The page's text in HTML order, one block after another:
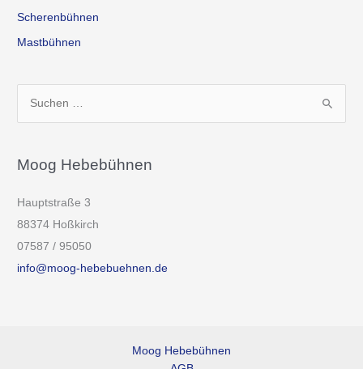
Scherenbühnen
Mastbühnen
h
n
n
a
c
Moog Hebebühnen
Hauptstraße 3
88374 Hoßkirch
07587 / 95050
info@moog-hebebuehnen.de
Moog Hebebühnen